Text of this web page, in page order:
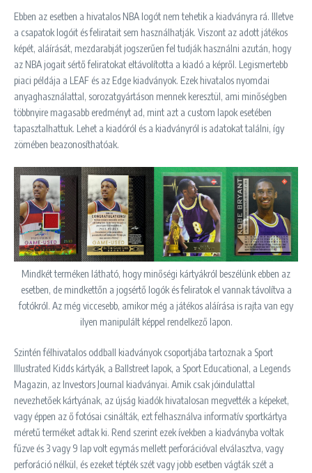
Ebben az esetben a hivatalos NBA logót nem tehetik a kiadványra rá. Illetve
a csapatok logóit és feliratait sem használhatják. Viszont az adott játékos
képét, aláírását, mezdarabját jogszerűen fel tudják használni azután, hogy
az NBA jogait sértő feliratokat eltávolította a kiadó a képről. Legismertebb
piaci példája a LEAF és az Edge kiadványok. Ezek hivatalos nyomdai
anyaghasználattal, sorozatgyártáson mennek keresztül, ami minőségben
többnyire magasabb eredményt ad, mint azt a custom lapok esetében
tapasztalhattuk. Lehet a kiadóról és a kiadványról is adatokat találni, így
zömében beazonosíthatóak.
Mindkét terméken látható, hogy minőségi kártyákról beszélünk ebben az
esetben, de mindkettőn a jogsértő logók és feliratok el vannak távolítva a
fotókról. Az még viccesebb, amikor még a játékos aláírása is rajta van egy
ilyen manipulált képpel rendelkező lapon.
Szintén félhivatalos oddball kiadványok csoportjába tartoznak a Sport
Illustrated Kidds kártyák, a Ballstreet lapok, a Sport Educational, a Legends
Magazin, az Investors Journal kiadványai. Amik csak jóindulattal
nevezhetőek kártyának, az újság kiadók hivatalosan megvették a képeket,
vagy éppen az ő fotósai csinálták, ezt felhasználva informatív sportkártya
méretű terméket adtak ki. Rend szerint ezek ívekben a kiadványba voltak
fűzve és 3 vagy 9 lap volt egymás mellett perforációval elválasztva, vagy
perforáció nélkül, és ezeket tépték szét vagy jobb esetben vágták szét a